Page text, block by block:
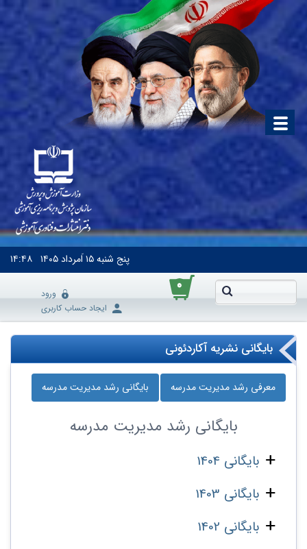
پنج شنبه۱۵ اَمرداد ۱۴۰۵ ۱۴:۴۸
۰
ورود
ایجاد حساب کاربری
بایگانی نشریه آکاردئونی
معرفی رشد مدیریت مدرسه بایگانی رشد مدیریت مدرسه
بایگانی رشد مدیریت مدرسه
بایگانی 1404
بایگانی 1403
بایگانی 1402